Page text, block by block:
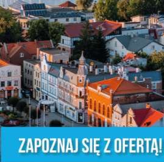
20 - 08 - 2026
Teatralne
kolorowo